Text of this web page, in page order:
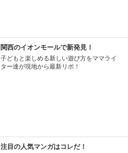
関西のイオンモールで新発見！
子どもと楽しめる新しい遊び方をママライ
ター達が現地から最新リポ！
注目の人気マンガはコレだ！